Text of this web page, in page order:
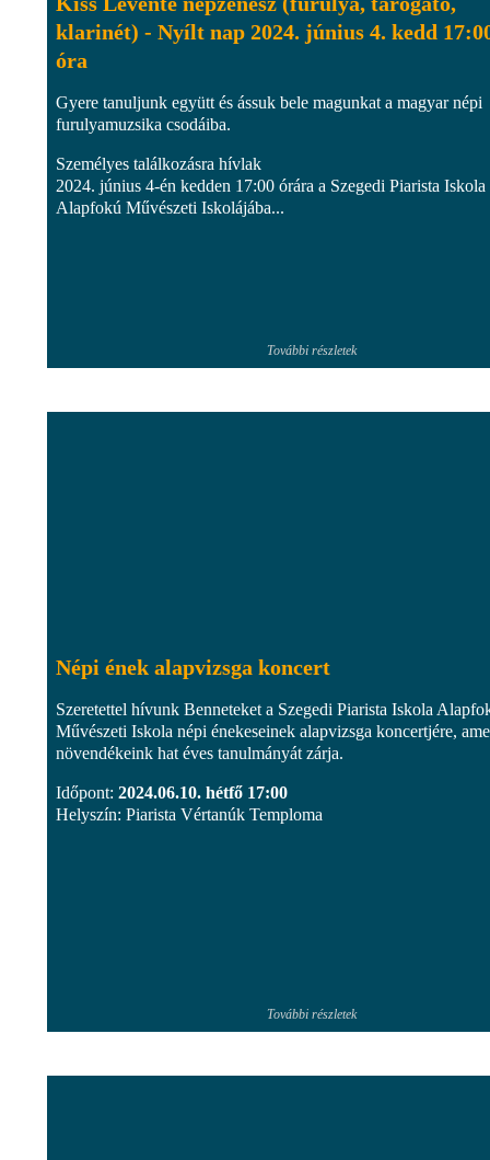
klarinét) - Nyílt nap 2024. június 4. kedd
óra
Gyere tanuljunk együtt és ássuk bele magunkat a magyar népi
furulyamuzsika csodáiba.
Személyes találkozásra hívlak
2024. június 4-én kedden 17:00 órára a Szegedi Piarista Iskola
Alapfokú Művészeti Iskolájába...
További részletek
Népi ének alapvizsga koncert
Szeretettel hívunk Benneteket a Szegedi Piarista Iskola
Művészeti Iskola népi énekeseinek alapvizsga koncertjére,
növendékeink hat éves tanulmányát zárja.
Időpont: 2024.06.10. hétfő 17:00
Helyszín: Piarista Vértanúk Temploma
További részletek